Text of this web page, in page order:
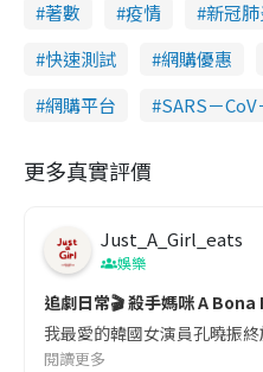
著數 疫情 新冠肺
快速測試
網購優惠
網購平台
SARS－CoV
更多真實評價
Just_A_Girl_eats
娛樂
追劇日常🎬 殺手媽咪 A
我最愛的韓國女演員孔曉振
閱讀更多